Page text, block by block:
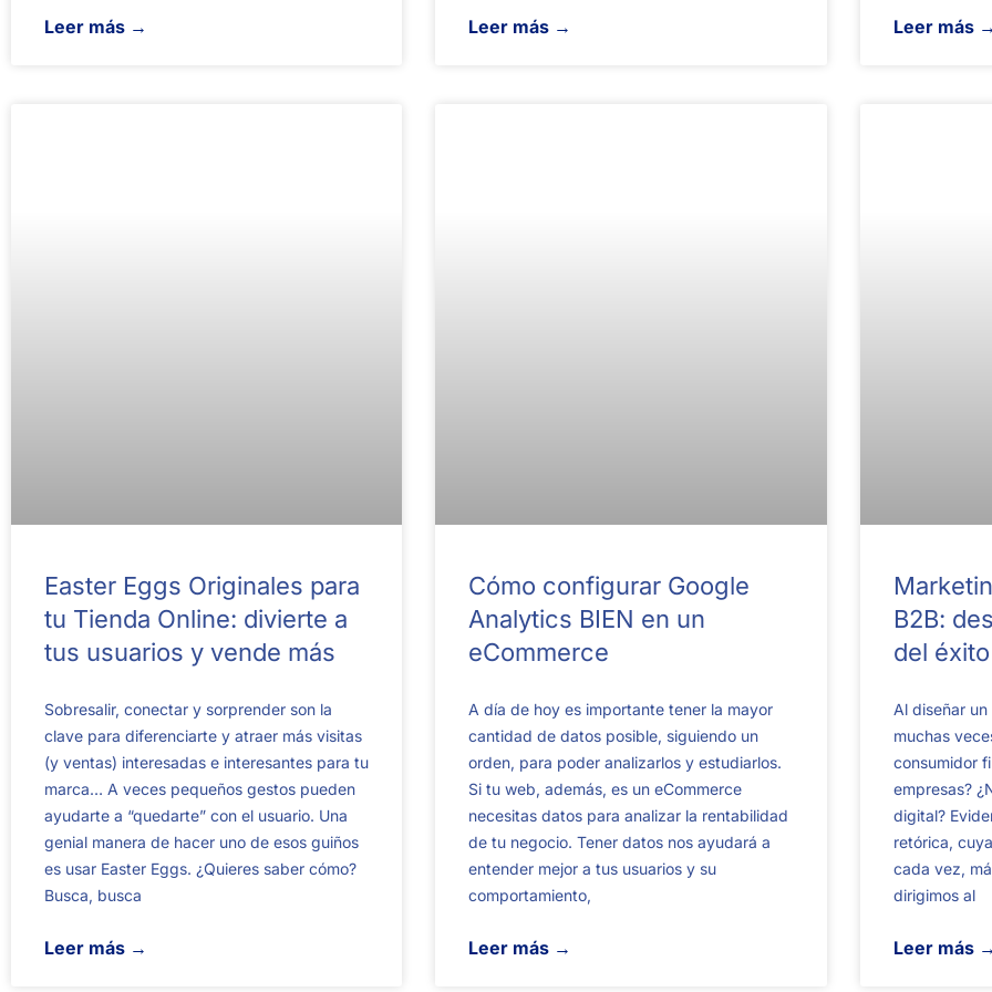
Leer más → Leer más → Leer más
Easter Eggs Originales para
tu Tienda Online: divierte a
tus usuarios y vende más
Sobresalir, conectar y sorprender son la
clave para diferenciarte y atraer más visitas
(y ventas) interesadas e interesantes para tu
marca… A veces pequeños gestos pueden
ayudarte a “quedarte” con el usuario. Una
genial manera de hacer uno de esos guiños
es usar Easter Eggs. ¿Quieres saber cómo?
Busca, busca
Leer más →
Cómo configurar Google
Analytics BIEN en un
eCommerce
A día de hoy es importante tener la mayor
cantidad de datos posible, siguiendo un
orden, para poder analizarlos y estudiarlos.
Si tu web, además, es un eCommerce
necesitas datos para analizar la rentabilidad
de tu negocio. Tener datos nos ayudará a
entender mejor a tus usuarios y su
comportamiento,
Leer más →
B2B:
del éxito
Al diseñar
muchas
consumidor
empresas?
digital?
retórica,
cada vez,
dirigimos al
Leer más